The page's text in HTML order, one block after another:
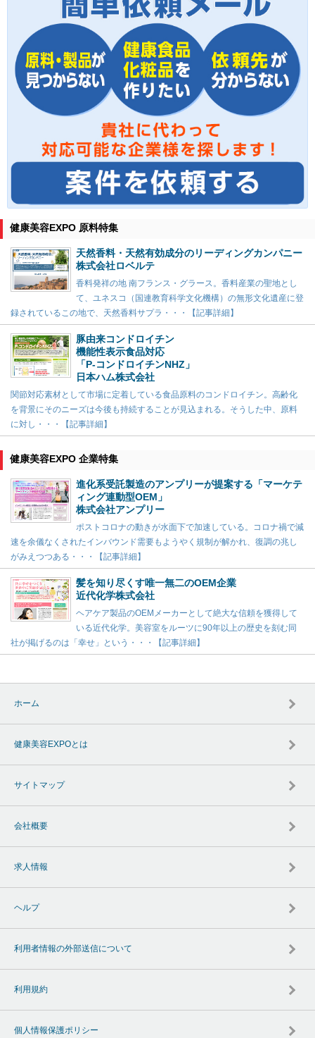
健康美容EXPO 原料特集
天然香料・天然有効成分のリーディングカンパニー
株式会社ロベルテ
香料発祥の地 南フランス・グラース。香料産業の聖地とし
て、ユネスコ（国連教育科学文化機構）の無形文化遺産に登
録されているこの地で、天然香料サプラ・・・【記事詳細】
豚由来コンドロイチン
機能性表示食品対応
「P-コンドロイチンNHZ」
日本ハム株式会社
関節対応素材として市場に定着している食品原料のコンドロイチン。高齢化
を背景にそのニーズは今後も持続することが見込まれる。そうした中、原料
に対し・・・【記事詳細】
健康美容EXPO 企業特集
進化系受託製造のアンプリーが提案する「マーケテ
ィング連動型OEM」
株式会社アンプリー
ポストコロナの動きが水面下で加速している。コロナ禍で減
速を余儀なくされたインバウンド需要もようやく規制が解かれ、復調の兆し
がみえつつある・・・【記事詳細】
髪を知り尽くす唯一無二のOEM企業
近代化学株式会社
ヘアケア製品のOEMメーカーとして絶大な信頼を獲得して
いる近代化学。美容室をルーツに90年以上の歴史を刻む同
社が掲げるのは「幸せ」という・・・【記事詳細】
ホーム
健康美容EXPOとは
サイトマップ
会社概要
求人情報
ヘルプ
利用者情報の外部送信について
利用規約
個人情報保護ポリシー